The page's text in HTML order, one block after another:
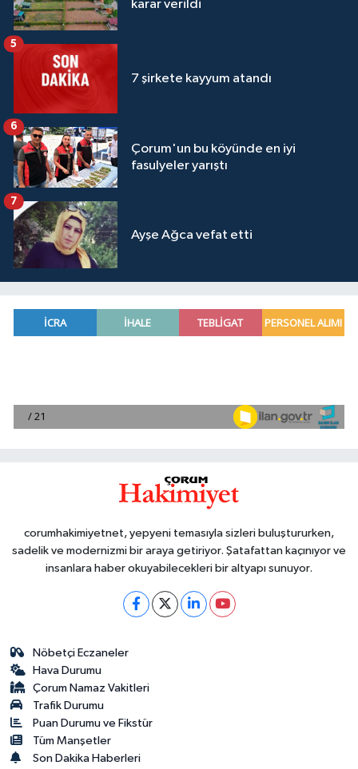
karar verildi
7 şirkete kayyum atandı
5
Çorum'un bu köyünde en iyi
fasulyeler yarıştı
6
Ayşe Ağca vefat etti
7
corumhakimiyetnet, yepyeni temasıyla sizleri buluştururken,
sadelik ve modernizmi bir araya getiriyor. Şatafattan kaçınıyor ve
insanlara haber okuyabilecekleri bir altyapı sunuyor.
Nöbetçi Eczaneler
Hava Durumu
Çorum Namaz Vakitleri
Trafik Durumu
Puan Durumu ve Fikstür
Tüm Manşetler
Son Dakika Haberleri